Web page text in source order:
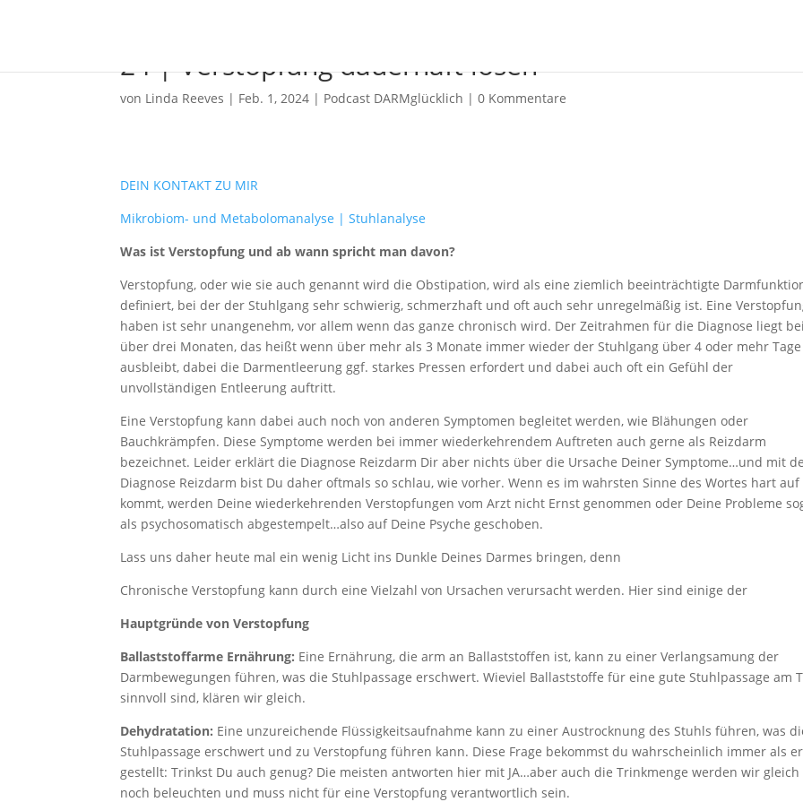
24 | Verstopfung dauerhaft lösen
von Linda Reeves | Feb. 1, 2024 | Podcast DARMglücklich |0 Kommentare
DEIN KONTAKT ZU MIR
Mikrobiom- und Metabolomanalyse | Stuhlanalyse
Was ist Verstopfung und ab wann spricht man davon?
Verstopfung, oder wie sie auch genannt wird die Obstipation, wird als eine ziemlich beeinträchtigte
definiert, bei der der Stuhlgang sehr schwierig, schmerzhaft und oft auch sehr unregelmäßig ist. Eine
haben ist sehr unangenehm, vor allem wenn das ganze chronisch wird. Der Zeitrahmen für die Diagnose liegt bei
über drei Monaten, das heißt wenn über mehr als 3 Monate immer wieder der Stuhlgang über 4 oder mehr Tage
ausbleibt, dabei die Darmentleerung ggf. starkes Pressen erfordert und dabei auch oft ein Gefühl der
unvollständigen Entleerung auftritt.
Eine Verstopfung kann dabei auch noch von anderen Symptomen begleitet werden, wie Blähungen oder
Bauchkrämpfen. Diese Symptome werden bei immer wiederkehrendem Auftreten auch gerne als Reizdarm
bezeichnet. Leider erklärt die Diagnose Reizdarm Dir aber nichts über die Ursache Deiner Symptome…und mit
Diagnose Reizdarm bist Du daher oftmals so schlau, wie vorher. Wenn es im wahrsten Sinne des Wortes hart
kommt, werden Deine wiederkehrenden Verstopfungen vom Arzt nicht Ernst genommen oder Deine Probleme
als psychosomatisch abgestempelt…also auf Deine Psyche geschoben.
Lass uns daher heute mal ein wenig Licht ins Dunkle Deines Darmes bringen, denn
Chronische Verstopfung kann durch eine Vielzahl von Ursachen verursacht werden. Hier sind einige der
Hauptgründe von Verstopfung
Ballaststoffarme Ernährung: Eine Ernährung, die arm an Ballaststoffen ist, kann zu einer Verlangsamung der
Darmbewegungen führen, was die Stuhlpassage erschwert. Wieviel Ballaststoffe für eine gute Stuhlpassage am
sinnvoll sind, klären wir gleich.
Dehydratation: Eine unzureichende Flüssigkeitsaufnahme kann zu einer Austrocknung des Stuhls führen, was
Stuhlpassage erschwert und zu Verstopfung führen kann. Diese Frage bekommst du wahrscheinlich immer als
gestellt: Trinkst Du auch genug? Die meisten antworten hier mit JA…aber auch die Trinkmenge werden wir gleich
noch beleuchten und muss nicht für eine Verstopfung verantwortlich sein.